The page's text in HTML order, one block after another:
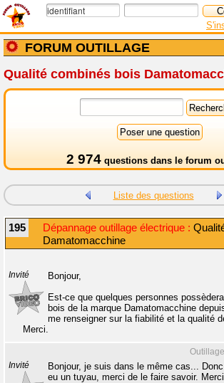
FORUM OUTILLAGE
Qualité combinés bois
2 974 questions dans le forum
Liste des questions
195 Dépannage outillage électrique :
Damatomacchine
Invité
Bonjour,
Est-ce que quelques personnes
bois de la marque Damatomacchine
me renseigner sur la fiabilité et la qualité
Merci.
Invité
Bonjour, je suis dans le même cas...
eu un tuyau, merci de le faire savoir. Merci